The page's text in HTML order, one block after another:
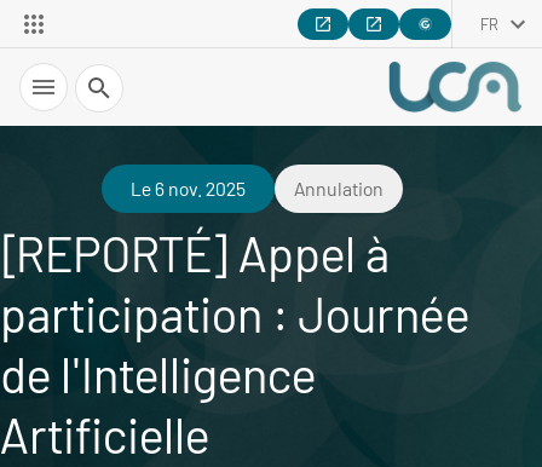
FR
Recherche
Le 6 nov. 2025 Annulation
[REPORTÉ] Appel à
participation : Journée
de l'Intelligence
Artificielle